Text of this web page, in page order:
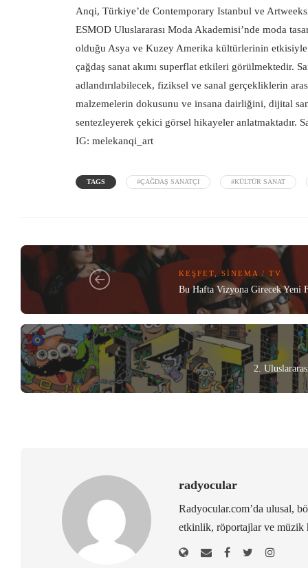
Anqi, Türkiye’de Contemporary Istanbul ve
ESMOD Uluslararası Moda Akademisi’nde moda
olduğu Asya ve Kuzey Amerika kültürlerinin etkisiyle
çağdaş sanat akımı superflat etkileri görülmektedir.
adlandırılabilecek, fiziksel ve sanal gerçekliklerin
malzemelerin dokusunu ve insana dairliğini, dijital
sentezleyerek çekici görsel hikayeler anlatmaktadır.
IG: melekanqi_art
TAGS #ÇAĞDAŞ SANATÇI #KÜLTÜR SANAT
KEŞFET ,SINEMA / TV
Bu Hafta Vizyona Girecek Yeni
2.
radyocular
Radyocular.com’da ulusal,
etkinlik, röportajlar ve müzik